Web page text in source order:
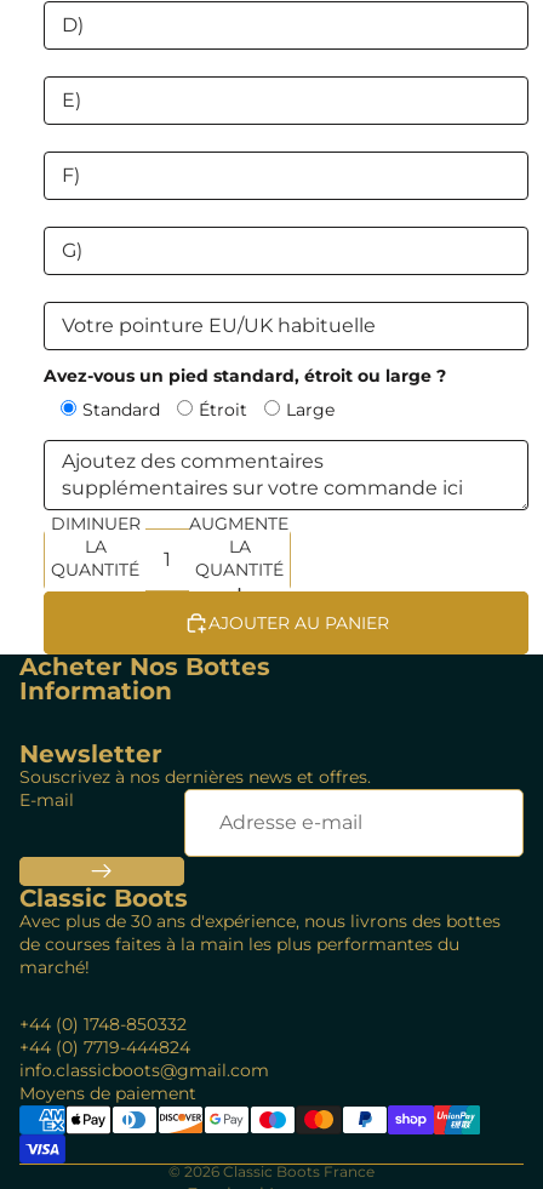
Avez-vous un pied standard, étroit ou large ?
Standard
Étroit Large
DIMINUER
LA
QUANTITÉ
AUGMENTER
LA
QUANTITÉ
AJOUTER AU PANIER
Acheter Nos Bottes
Information
Newsletter
Souscrivez à nos dernières news et offres.
E-mail
Classic Boots
Avec plus de 30 ans d'expérience, nous livrons des bottes
de courses faites à la main les plus performantes du
marché!
+44 (0) 1748-850332
+44 (0) 7719-444824
info.classicboots@gmail.com
Moyens de paiement
© 2026 Classic Boots France
Politique de remboursement
Politique de confidentialité
Conditions d’utilisation
Politique d’expédition